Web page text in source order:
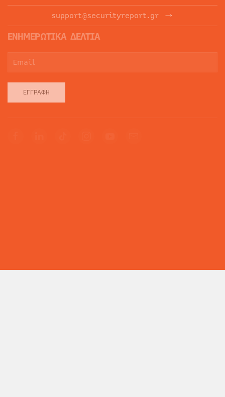
support@securityreport.gr
ΕΝΗΜΕΡΩΤΙΚΑ ΔΕΛΤΙΑ
ΕΓΓΡΑΦΉ